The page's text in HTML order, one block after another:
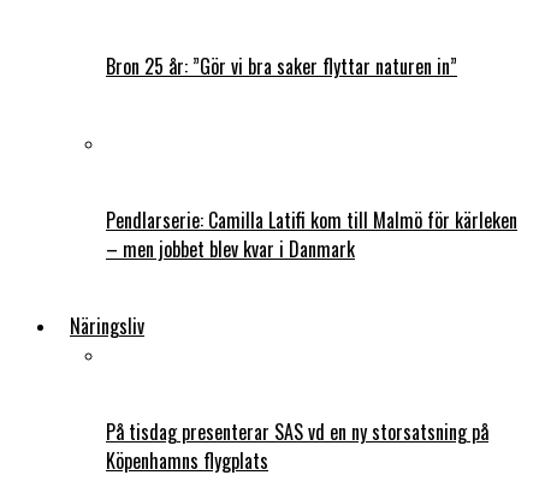
Bron 25 år: ”Gör vi bra saker flyttar naturen in”
Pendlarserie: Camilla Latifi kom till Malmö för kärleken
– men jobbet blev kvar i Danmark
Näringsliv
På tisdag presenterar SAS vd en ny storsatsning på
Köpenhamns flygplats